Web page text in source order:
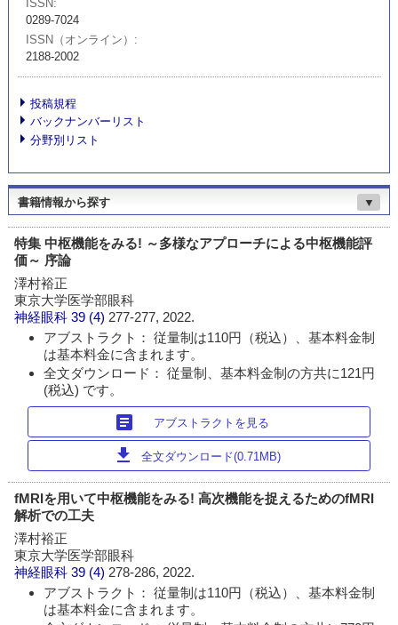
ISSN
0289-7024
ISSN（オンライン）
2188-2002
投稿規程
バックナンバーリスト
分野別リスト
書籍情報から探す ▼
特集 中枢機能をみる! ～多様なアプローチによる中枢機能評
価～ 序論
澤村裕正
東京大学医学部眼科
神経眼科 39 (4)277-277, 2022.
アブストラクト： 従量制は110円（税込）、基本料金制
は基本料金に含まれます。
全文ダウンロード： 従量制、基本料金制の方共に121円
(税込) です。
article アブストラクトを見る
download 全文ダウンロード(0.71MB)
fMRIを用いて中枢機能をみる! 高次機能を捉えるためのfMRI
解析での工夫
澤村裕正
東京大学医学部眼科
神経眼科 39 (4) 278-286, 2022.
アブストラクト： 従量制は110円（税込）、基本料金制
は基本料金に含まれます。